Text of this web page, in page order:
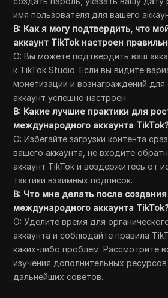
имя пользователя для вашего
В: Как я могу подтвердить, что
аккаунт TikTok настроен
О: Вы можете подтвердить ваш
к TikTok Studio. Если вы видите
монетизации и вознаграждений
аккаунт успешно настроен.
В: Какие лучшие практики для
международного аккаунта
О: Избегайте загрузки контента
вашего аккаунта, не входите
аккаунт TikTok и воздержитесь от
тактики взаимных подписок.
В: Что мне делать после
международного аккаунта
О: Уделите время для
аккаунта и соблюдайте правила
каких-либо проблем. Рассмотрите
изучения дополнительных
дальнейших советов.